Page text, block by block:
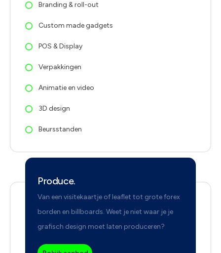
Branding & roll-out
Custom made gadgets
POS & Display
Verpakkingen
Animatie en video
3D design
Beursstanden
Produce.
Van een visitekaartje of leaflet tot grote forex
borden en billboards. Weet je niet waar je je
grafisch design moet laten produceren?